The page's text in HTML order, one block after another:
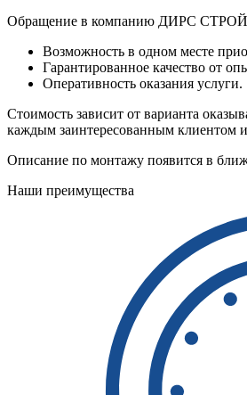
Обращение в компанию ДИРС СТРОЙ
Возможность в одном месте
Гарантированное качество от
Оперативность оказания услуги.
Стоимость зависит от варианта
каждым заинтересованным клиентом
Описание по монтажу появится в
Наши преимущества